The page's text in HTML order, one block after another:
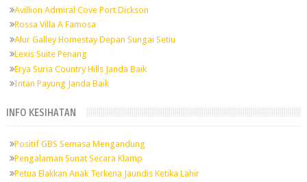
Avillion Admiral Cove Port Dickson
Rossa Villa A Famosa
Alur Galley Homestay Depan Sungai Setiu
Lexis Suite Penang
Erya Suria Country Hills Janda Baik
Intan Payung Janda Baik
INFO KESIHATAN
Positif GBS Semasa Mengandung
Pengalaman Sunat Secara Klamp
Petua Elakkan Anak Terkena Jaundis Ketika Lahir